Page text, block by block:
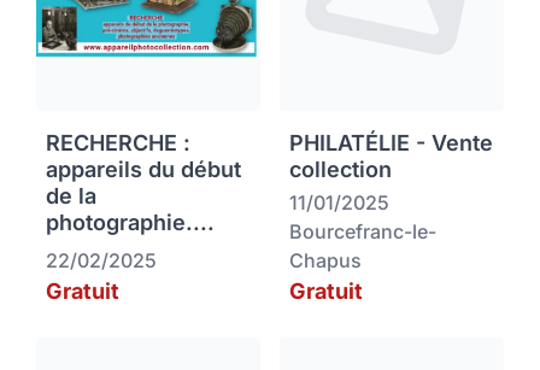
RECHERCHE :
appareils du début
de la
photographie....
22/02/2025
Gratuit
PHILATÉLIE - Vente
collection
11/01/2025
Bourcefranc-le-
Chapus
Gratuit